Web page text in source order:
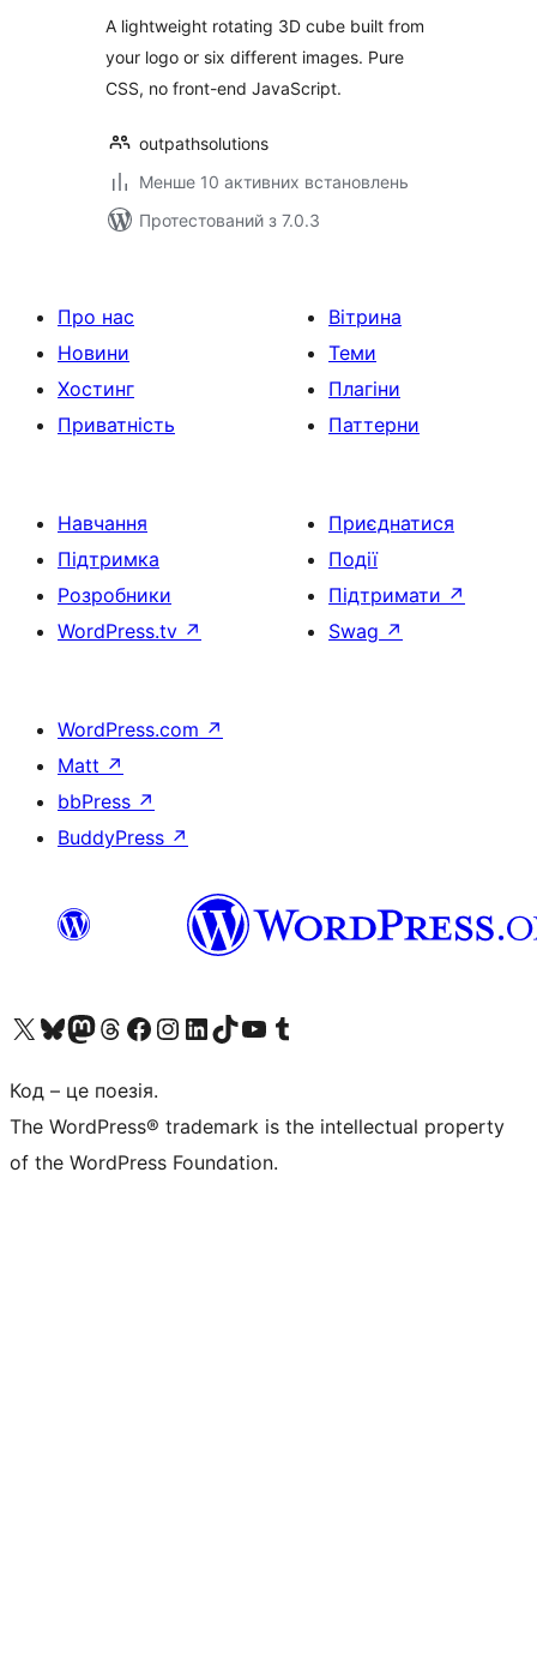
A lightweight rotating 3D cube built from
your logo or six different images. Pure
CSS, no front-end JavaScript.
outpathsolutions
Менше 10 активних встановлень
Протестований з 7.0.3
Про нас
Новини
Хостинг
Приватність
Вітрина
Теми
Плагіни
Паттерни
Навчання
Підтримка
Розробники
WordPress.tv ↗
Приєднатися
Події
Підтримати ↗
Swag ↗
WordPress.com ↗
Matt ↗
bbPress ↗
BuddyPress ↗
Visit our X (formerly Twitter) account
Visit our Bluesky account
Завітайте до нашої стрічки в Mastodon
Visit our Threads account
Завітайте на нашу сторінку в Facebook
Visit our Instagram account
Visit our LinkedIn account
Visit our TikTok account
Visit our YouTube channel
Visit our Tumblr account
Код – це поезія.
The WordPress® trademark is the intellectual property
of the WordPress Foundation.